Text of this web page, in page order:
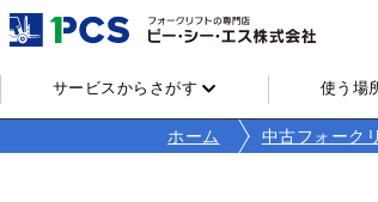
サービスからさがす 使う場
ホーム 中古フォーク